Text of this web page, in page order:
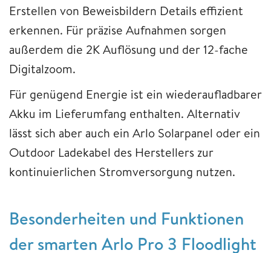
Erstellen von Beweisbildern Details effizient
erkennen. Für präzise Aufnahmen sorgen
außerdem die 2K Auflösung und der 12-fache
Digitalzoom.
Für genügend Energie ist ein wiederaufladbarer
Akku im Lieferumfang enthalten. Alternativ
lässt sich aber auch ein Arlo Solarpanel oder ein
Outdoor Ladekabel des Herstellers zur
kontinuierlichen Stromversorgung nutzen.
Besonderheiten und Funktionen
der smarten Arlo Pro 3 Floodlight